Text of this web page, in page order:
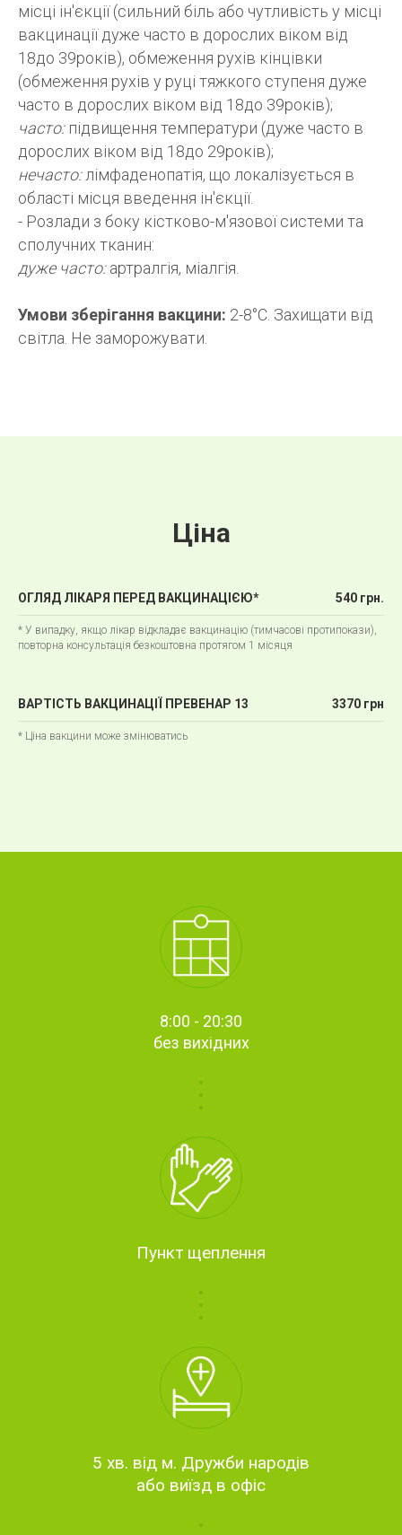
місці ін'єкції (сильний біль або чутливість у місці
вакцинації дуже часто в дорослих віком від
18до 39років), обмеження рухів кінцівки
(обмеження рухів у руці тяжкого ступеня дуже
часто в дорослих віком від 18до 39років);
часто:підвищення температури (дуже часто в
дорослих віком від 18до 29років);
нечасто:лімфаденопатія, що локалізується в
області місця введення ін'єкції.
- Розлади з боку кістково-м'язової системи та
сполучних тканин:
дуже часто:артралгія, міалгія.
Умови зберігання вакцини: 2-8°С. Захищати від
світла. Не заморожувати.
Ціна
ОГЛЯД ЛІКАРЯ ПЕРЕД ВАКЦИНАЦІЄЮ* 540 грн.
* У випадку, якщо лікар відкладає вакцинацію (тимчасові протипокази),
повторна консультація безкоштовна протягом 1 місяця
ВАРТІСТЬ ВАКЦИНАЦІЇ ПРЕВЕНАР 13 3370 грн
* Ціна вакцини може змінюватись
8:00 - 20:30
без вихідних
Пункт щеплення
5 хв. від м. Дружби народів
або виїзд в офіс